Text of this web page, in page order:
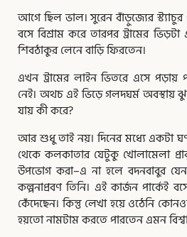
আগে ছিল ভাল। সুরেন বাঁড়ুজ্যের
বসে বিশ্রাম করে তারপর ট্রামের
শিবঠাকুর লেনে বাড়ি ফিরতেন।
এখন ট্রামের লাইন ভিতরে এসে
নেই। অথচ এই ভিড়ে গলদঘর্ম অবস্থায়
যায় কী করে?
আর শুধু তাই নয়। দিনের মধ্যে একটা
থেকে কলকাতার যেটুকু খোলামেলা
উপভোগ করা–এ না হলে বদনবাবুর
কল্পনাপ্রবণ তিনি। এই কার্জন পার্কেই
কেঁদেছেন। কিন্তু লেখা হয়ে ওঠেনি
হয়তো নামটাম করতে পারতেন এমন